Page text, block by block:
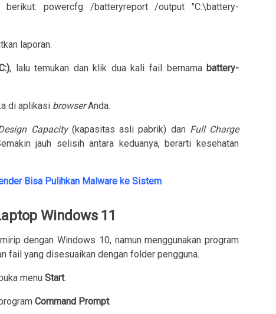
berikut: powercfg /batteryreport /output "C:\battery-
laporan.
, lalu temukan dan klik dua kali fail bernama battery-
di aplikasi browserAnda.
Capacity(kapasitas asli pabrik) dan Full Charge
jauh selisih antara keduanya, berarti kesehatan
Bisa Pulihkan Malware ke Sistem
Windows 11
dengan Windows 10, namun menggunakan program
fail yang disesuaikan dengan folder pengguna.
menu Start.
Command Prompt.